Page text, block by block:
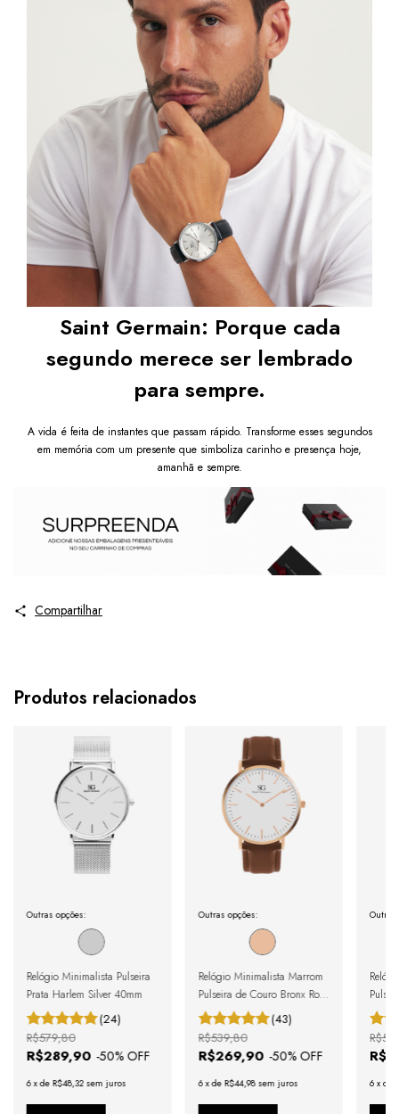
Saint Germain: Porque cada
segundo merece ser lembrado
para sempre.
A vida é feita de instantes que passam rápido. Transforme esses segundos
em memória com um presente que simboliza carinho e presença hoje,
amanhã e sempre.
Compartilhar
Produtos relacionados
Outras opções:
Relógio Minimalista Pulseira
Prata Harlem Silver 40mm
(24)
R$289,90 -50% OFF
R$579,80
6 xde R$48,32 sem juros
Outras opções:
Relógio Minimalista Marrom
Pulseira de Couro Bronx Rosé
Gold 40mm
(43)
R$269,90 -50% OFF
R$539,80
6 xde R$44,98 sem juros
Outras
Full
6 x de